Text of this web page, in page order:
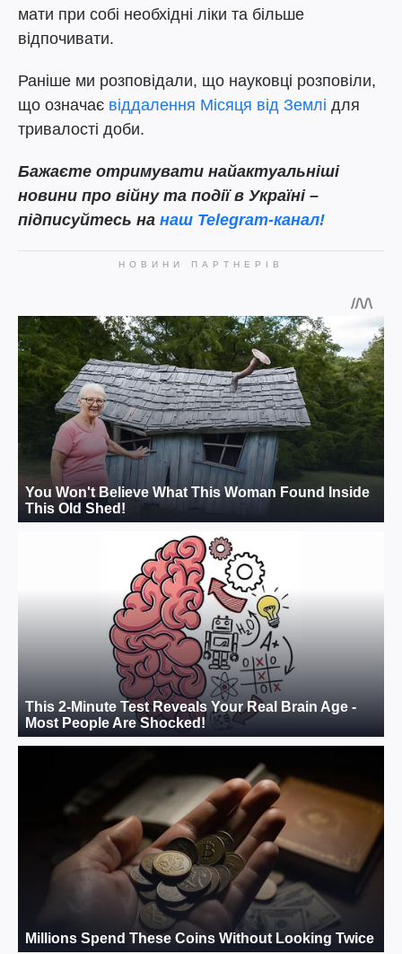
мати при собі необхідні ліки та більше
відпочивати.
Раніше ми розповідали, що науковці розповіли,
що означає віддалення Місяця від Землі для
тривалості доби.
Бажаєте отримувати найактуальніші
новини про війну та події в Україні –
підписуйтесь на наш Telegram-канал!